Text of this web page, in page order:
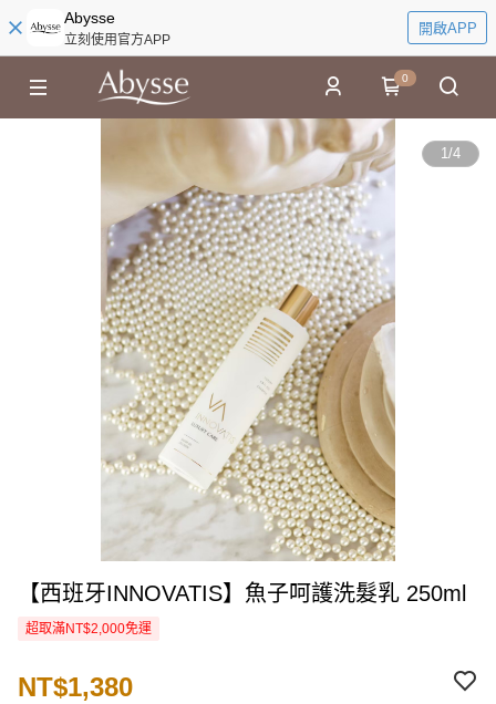
Abysse
立刻使用官方APP
開啟APP
0
1/4
【西班牙INNOVATIS】魚子呵護洗髮乳 250ml
超取滿NT$2,000免運
NT$1,380